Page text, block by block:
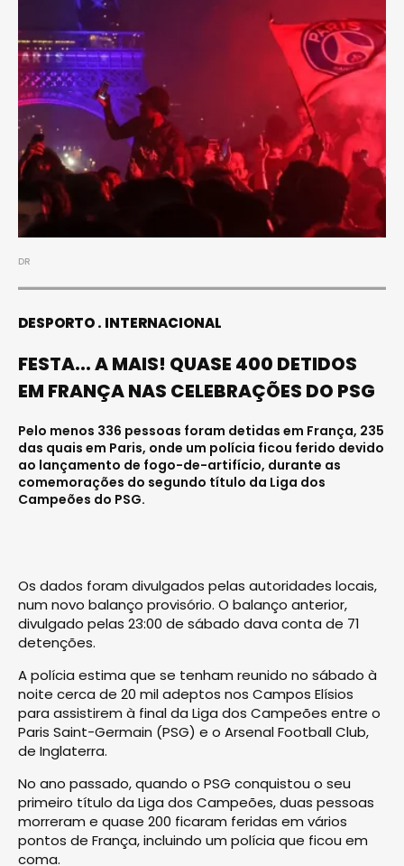
DR
DESPORTO INTERNACIONAL
FESTA... A MAIS! QUASE 400 DETIDOS
EM FRANÇA NAS CELEBRAÇÕES DO PSG
Pelo menos 336 pessoas foram detidas em França, 235
das quais em Paris, onde um polícia ficou ferido devido
ao lançamento de fogo-de-artifício, durante as
comemorações do segundo título da Liga dos
Campeões do PSG.
Os dados foram divulgados pelas autoridades locais,
num novo balanço provisório. O balanço anterior,
divulgado pelas 23:00 de sábado dava conta de 71
detenções.
A polícia estima que se tenham reunido no sábado à
noite cerca de 20 mil adeptos nos Campos Elísios
para assistirem à final da Liga dos Campeões entre o
Paris Saint-Germain (PSG) e o Arsenal Football Club,
de Inglaterra.
No ano passado, quando o PSG conquistou o seu
primeiro título da Liga dos Campeões, duas pessoas
morreram e quase 200 ficaram feridas em vários
pontos de França, incluindo um polícia que ficou em
coma.